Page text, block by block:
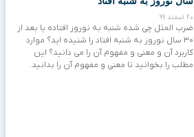
20 اسفند 99
ضرب المثل چی شده شنبه به نوروز افتاده یا بعد از
۳۰ سال نوروز به شنبه افتاد را شنیده اید؟ موارد
کاربرد آن و معنی و مفهوم آن را می دانید؟ این
مطلب را بخوانید تا معنی و مفهوم آن را بدانید.